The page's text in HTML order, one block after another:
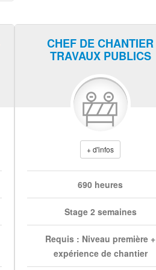
CHEF DE CHANTIER
TRAVAUX PUBLICS
+ d'infos
690 heures
Stage 2 semaines
Requis : Niveau première +
expérience de chantier